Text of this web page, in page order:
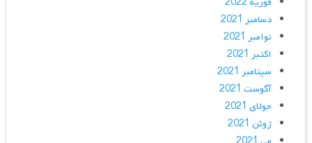
دسامبر 2021
نوامبر 2021
اکتبر 2021
سپتامبر 2021
آگوست 2021
جولای 2021
ژوئن 2021